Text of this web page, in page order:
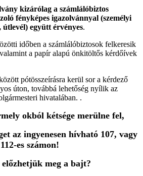
kizárólag a számlálóbiztos
fényképes igazolvánnyal (személyi
együtt érvényes.
időben a számlálóbiztosok felkeresik
a papír alapú önkitöltős kérdőívek
pótösszeírásra kerül sor a kérdező
úton, továbbá lehetőség nyílik az
hivatalában. .
okból kétsége merülne fel,
az ingyenesen hívható 107, vagy
112-es számon!
meg a bajt?